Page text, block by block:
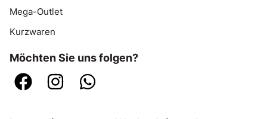
Mega-Outlet
Kurzwaren
Möchten Sie uns folgen?